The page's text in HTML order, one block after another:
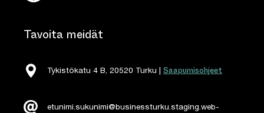
Tavoita meidät
Tykistökatu 4 B, 20520 Turku | Saapumisohjeet
etunimi.sukunimi@businessturku.staging.web-